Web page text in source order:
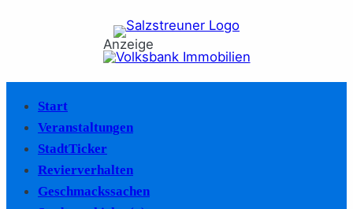
Anzeige
Start
Veranstaltungen
StadtTicker
Revierverhalten
Geschmackssachen